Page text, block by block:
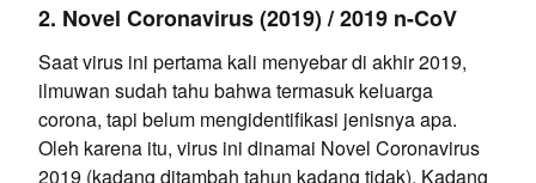
2. Novel Coronavirus (2019) / 2019 n-CoV
Saat virus ini pertama kali menyebar di akhir 2019,
ilmuwan sudah tahu bahwa termasuk keluarga
corona, tapi belum mengidentifikasi jenisnya apa.
Oleh karena itu, virus ini dinamai Novel Coronavirus
2019 (kadang ditambah tahun kadang tidak). Kadang